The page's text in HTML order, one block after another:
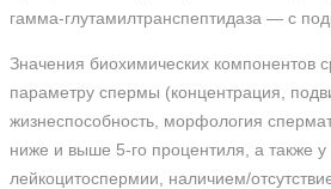
гамма-глутамилтранспептидаза — с
Значения биохимических компонентов
параметру спермы (концентрация,
жизнеспособность, морфология
ниже и выше 5-го процентиля, а также у
лейкоцитоспермии, наличием/